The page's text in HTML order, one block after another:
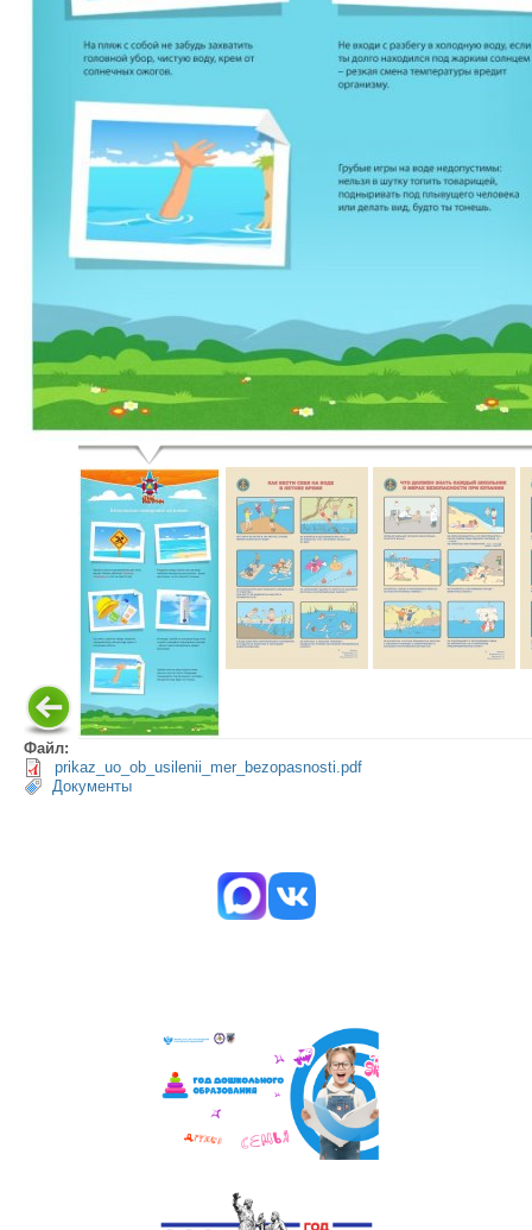
Файл:
prikaz_uo_ob_usilenii_mer_bezopasnosti.pdf
Документы